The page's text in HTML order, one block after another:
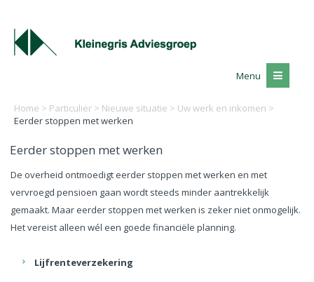
Menu
Home > Particulier > Nieuwe situatie > Uw werk en inkomen >
Eerder stoppen met werken
Eerder stoppen met werken
De overheid ontmoedigt eerder stoppen met werken en met
vervroegd pensioen gaan wordt steeds minder aantrekkelijk
gemaakt. Maar eerder stoppen met werken is zeker niet onmogelijk.
Het vereist alleen wél een goede financiële planning.
Lijfrenteverzekering